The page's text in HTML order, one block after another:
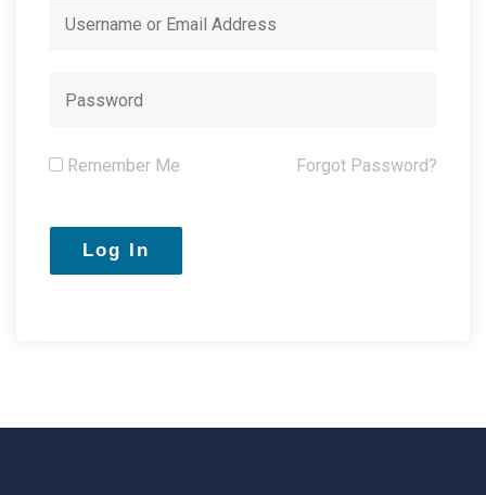
Remember Me Forgot Password?